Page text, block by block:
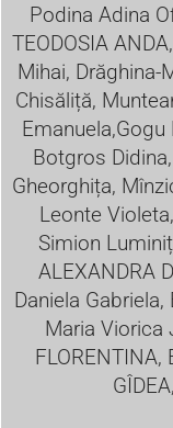
Podina Adina
TEODOSIA
Mihai, Drăghina-
Chisăliță,
Emanuela,Gogu
Botgros
Gheorghița,
Leonte
Simion
ALEXANDRA
Daniela
Maria Viorica
FLORENTINA,